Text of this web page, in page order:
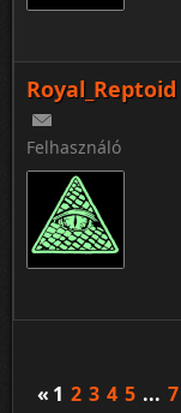
Royal_Reptoid
Felhasználó
« 1 2 3 4 5 ... 7